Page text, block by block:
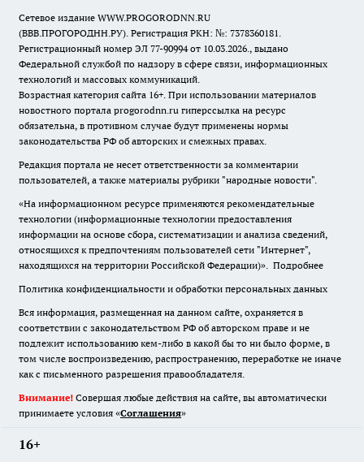
Сетевое издание WWW.PROGORODNN.RU
(ВВВ.ПРОГОРОДНН.РУ). Регистрация РКН: №: 7378360181.
Регистрационный номер ЭЛ 77-90994 от 10.03.2026., выдано
Федеральной службой по надзору в сфере связи, информационных
технологий и массовых коммуникаций.
Возрастная категория сайта 16+. При использовании материалов
новостного портала progorodnn.ru гиперссылка на ресурс
обязательна, в противном случае будут применены нормы
законодательства РФ об авторских и смежных правах.
Редакция портала не несет ответственности за комментарии
пользователей, а также материалы рубрики "народные новости".
«На информационном ресурсе применяются рекомендательные
технологии (информационные технологии предоставления
информации на основе сбора, систематизации и анализа сведений,
относящихся к предпочтениям пользователей сети "Интернет",
находящихся на территории Российской Федерации)». Подробнее
Политика конфиденциальности и обработки персональных данных
Вся информация, размещенная на данном сайте, охраняется в
соответствии с законодательством РФ об авторском праве и не
подлежит использованию кем-либо в какой бы то ни было форме, в
том числе воспроизведению, распространению, переработке не иначе
как с письменного разрешения правообладателя.
Внимание! Совершая любые действия на сайте, вы автоматически
принимаете условия «Cоглашения»
16+